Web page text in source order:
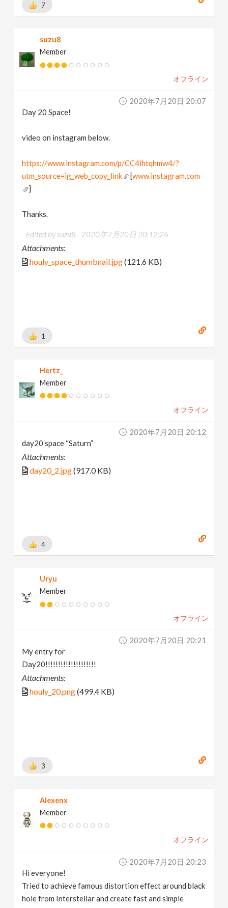
7
suzu8
Member
オフライン
2020年7月20日 20:07
Day 20 Space!
video on instagram below.
https://www.instagram.com/p/CC4ihtqhmw4/?
utm_source=ig_web_copy_link
[www.instagram.com
]
Thanks.
Edited by suzu8 - 2020年7月20日 20:12:26
Attachments:
houly_space_thumbnail.jpg(121.6 KB)
1
Hertz_
Member
オフライン
2020年7月20日 20:12
day20 space “Saturn”
Attachments:
day20_2.jpg(917.0 KB)
4
Uryu
Member
オフライン
2020年7月20日 20:21
My entry for
Day20!!!!!!!!!!!!!!!!!!!!
Attachments:
houly_20.png(499.4 KB)
3
Alexenx
Member
オフライン
2020年7月20日 20:23
Hi everyone!
Tried to achieve famous distortion effect around black
hole from Interstellar and create fast and simple